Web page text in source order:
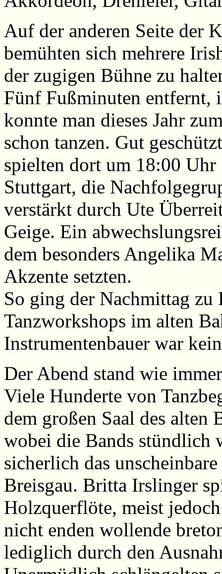
Auf der anderen Seite der
bemühten sich mehrere
der zugigen Bühne zu
Fünf Fußminuten entfernt,
konnte man dieses Jahr
schon tanzen. Gut
spielten dort um 18:00
Stuttgart, die
verstärkt durch Ute
Geige. Ein
dem besonders Angelika
Akzente setzten.
So ging der Nachmittag zu
Tanzworkshops im alten
Instrumentenbauer war
Der Abend stand wie
Viele Hunderte von
dem großen Saal des alten
wobei die Bands stündlich
sicherlich das
Breisgau. Britta Irslinger
Holzquerflöte, meist
nicht enden wollende
lediglich durch den